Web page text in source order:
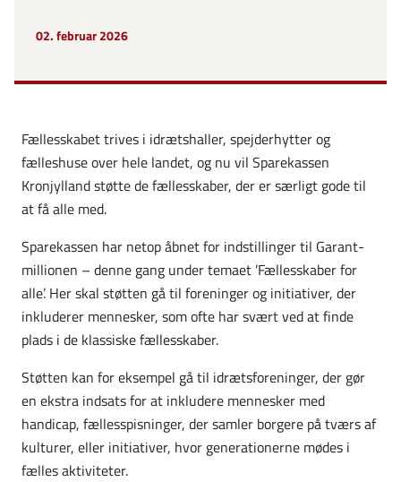
02. februar 2026
Fællesskabet trives i idrætshaller, spejderhytter og
fælleshuse over hele landet, og nu vil Sparekassen
Kronjylland støtte de fællesskaber, der er særligt gode til
at få alle med.
Sparekassen har netop åbnet for indstillinger til Garant-
millionen – denne gang under temaet ’Fællesskaber for
alle’. Her skal støtten gå til foreninger og initiativer, der
inkluderer mennesker, som ofte har svært ved at finde
plads i de klassiske fællesskaber.
Støtten kan for eksempel gå til idrætsforeninger, der gør
en ekstra indsats for at inkludere mennesker med
handicap, fællesspisninger, der samler borgere på tværs af
kulturer, eller initiativer, hvor generationerne mødes i
fælles aktiviteter.